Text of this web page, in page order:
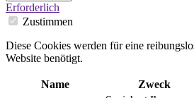
Erforderlich
Zustimmen
Diese Cookies werden für eine
Website benötigt.
Name Zweck